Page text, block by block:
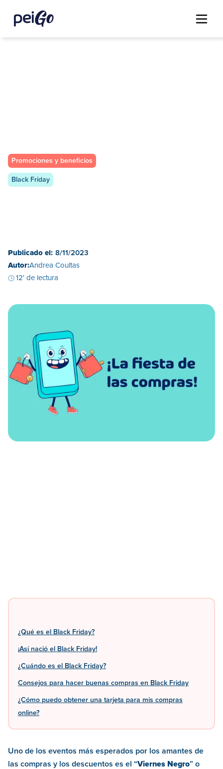
Promociones y beneficios
Black Friday
Publicado el: 8/11/2023
Autor:Andrea Coultas
12' de lectura
¿Qué es el Black Friday?
¡Así nació el Black Friday!
¿Cuándo es el Black Friday?
Consejos para hacer buenas compras en Black Friday
¿Cómo puedo obtener una tarjeta para mis compras
online?
Uno de los eventos más esperados por los amantes de
las compras y los descuentos es el “Viernes Negro” o